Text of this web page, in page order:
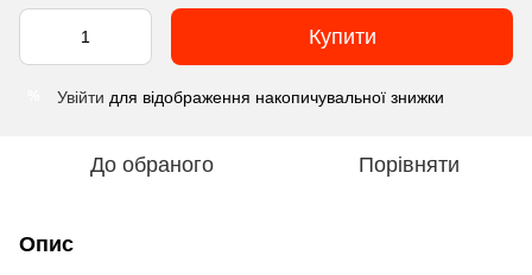
Купити
Увійти для відображення накопичувальної знижки
До обраного Порівняти
Опис